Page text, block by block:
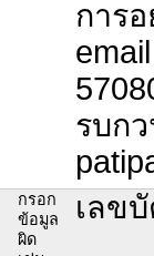
การ
รบก
กรอก
ข้อมูล
ผิด
เลข